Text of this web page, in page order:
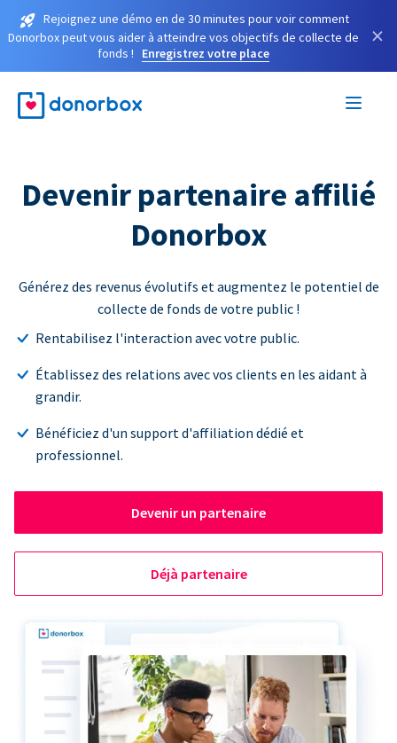
Rejoignez une démo en de 30 minutes pour voir comment
Donorbox peut vous aider à atteindre vos objectifs de collecte de
fonds !
Enregistrez votre place
×
Devenir partenaire affilié
Donorbox
Générez des revenus évolutifs et augmentez le potentiel de
collecte de fonds de votre public !
Rentabilisez l'interaction avec votre public.
Établissez des relations avec vos clients en les aidant à
grandir.
Bénéficiez d'un support d'affiliation dédié et
professionnel.
Devenir un partenaire
Déjà partenaire